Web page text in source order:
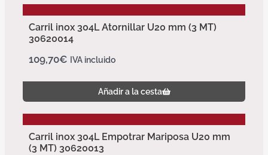
Carril inox 304L Atornillar U20 mm (3 MT)
30620014
109,70€ IVA incluido
Añadir a la cesta
Carril inox 304L Empotrar Mariposa U20 mm
(3 MT) 30620013